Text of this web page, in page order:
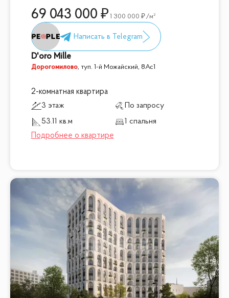
69 043 000 1 300 000 /м²
D'oro Mille
Дорогомилово, туп. 1-й Можайский, 8Ас1
2-комнатная квартира
3 этаж
По запросу
53.11 кв.м
1 спальня